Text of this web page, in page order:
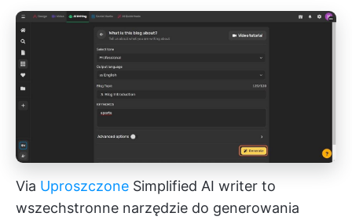
Via Uproszczone Simplified AI writer to
wszechstronne narzędzie do generowania